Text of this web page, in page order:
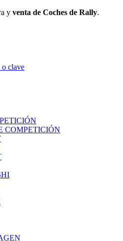
y venta de Coches de Rally.
clave
COMPETICIÓN